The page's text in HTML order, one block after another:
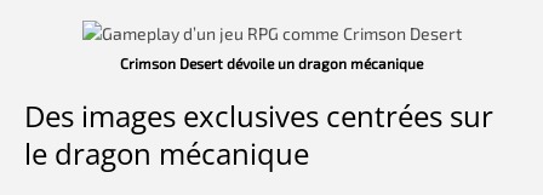
Crimson Desert dévoile un dragon mécanique
Des images exclusives centrées sur
le dragon mécanique